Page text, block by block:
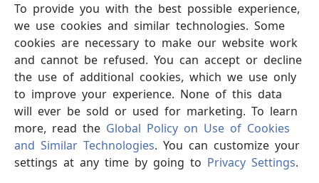
To provide you with the best possible experience,
we use cookies and similar technologies. Some
cookies are necessary to make our website work
and cannot be refused. You can accept or decline
the use of additional cookies, which we use only
to improve your experience. None of this data
will ever be sold or used for marketing. To learn
more, read the Global Policy on Use of Cookies
and Similar Technologies. You can customize your
settings at any time by going to Privacy Settings.
ඔන්ලයින් ලයිබ්‍රරි
(opens
new
window)JW Hub
(opens
new
window)‘JW ලයිබ්‍රරි’
Copyright© 2026 Watch Tower Bible and Tract Society of Pennsylvania.
භාවිත කිරීමේ නීති |පෞද්ගලික තොරතුරු රැකීම |PRIVACY
SETTINGS